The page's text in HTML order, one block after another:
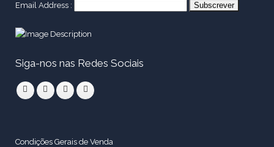
Email Address :
Siga-nos nas Redes Sociais
Condições Gerais de Venda